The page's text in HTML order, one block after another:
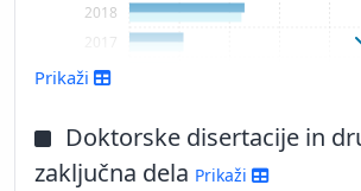
2013
2014
2016
2017
2018
Prikaži
Doktorske disertacije in
zaključna dela Prikaži